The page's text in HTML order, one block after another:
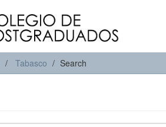
Tabasco Search